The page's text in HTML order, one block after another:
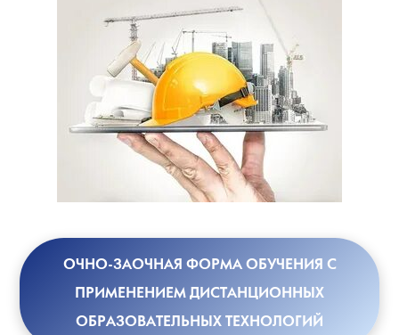
ОЧНО-ЗАОЧНАЯ ФОРМА ОБУЧЕНИЯ С
ПРИМЕНЕНИЕМ ДИСТАНЦИОННЫХ
ОБРАЗОВАТЕЛЬНЫХ ТЕХНОЛОГИЙ